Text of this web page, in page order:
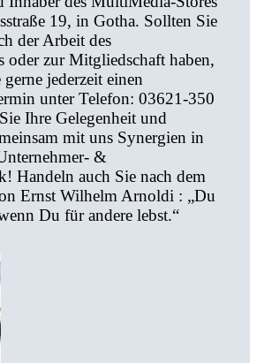
19, in Gotha. Sollten Sie
der Arbeit des
oder zur Mitgliedschaft haben,
jederzeit einen
unter Telefon: 03621-350
Ihre Gelegenheit und
mit uns Synergien in
&
Handeln auch Sie nach dem
Ernst Wilhelm Arnoldi : „Du
Du für andere lebst.“